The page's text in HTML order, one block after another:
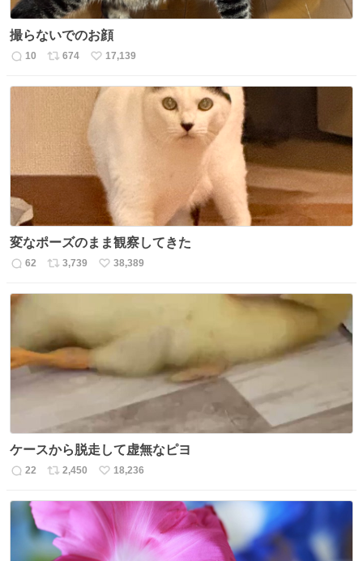
撮らないでのお顔
返
10
リ
ス
数
674
い
ね
数
17,139
変なポーズのまま観察してきた
返
数
62
リ
数
3,739
い
38,389
ケースから脱走して虚無なピヨ
返
22
リ
ト
数
2,450
い
ね
数
18,236